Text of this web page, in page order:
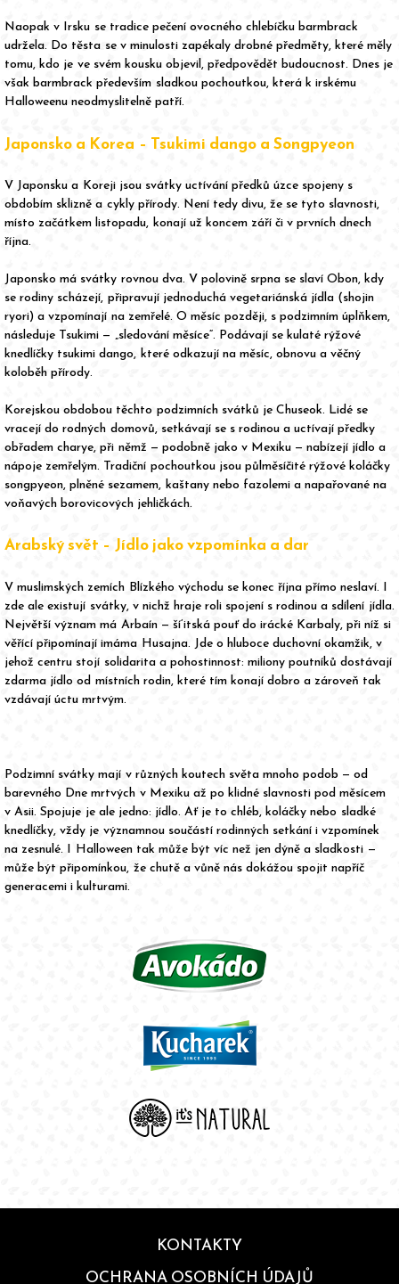
Naopak v Irsku se tradice pečení ovocného chlebíčku barmbrack
udržela. Do těsta se v minulosti zapékaly drobné předměty, které měly
tomu, kdo je ve svém kousku objevil, předpovědět budoucnost. Dnes je
však barmbrack především sladkou pochoutkou, která k irskému
Halloweenu neodmyslitelně patří.
Japonsko a Korea – Tsukimi dango a Songpyeon
V Japonsku a Koreji jsou svátky uctívání předků úzce spojeny s
obdobím sklizně a cykly přírody. Není tedy divu, že se tyto slavnosti,
místo začátkem listopadu, konají už koncem září či v prvních dnech
října.
Japonsko má svátky rovnou dva. V polovině srpna se slaví Obon, kdy
se rodiny scházejí, připravují jednoduchá vegetariánská jídla (shojin
ryori) a vzpomínají na zemřelé. O měsíc později, s podzimním úplňkem,
následuje Tsukimi — „sledování měsíce“. Podávají se kulaté rýžové
knedlíčky tsukimi dango, které odkazují na měsíc, obnovu a věčný
koloběh přírody.
Korejskou obdobou těchto podzimních svátků je Chuseok. Lidé se
vracejí do rodných domovů, setkávají se s rodinou a uctívají předky
obřadem charye, při němž — podobně jako v Mexiku — nabízejí jídlo a
nápoje zemřelým. Tradiční pochoutkou jsou půlměsíčité rýžové koláčky
songpyeon, plněné sezamem, kaštany nebo fazolemi a napařované na
voňavých borovicových jehličkách.
Arabský svět – Jídlo jako vzpomínka a dar
V muslimských zemích Blízkého východu se konec října přímo neslaví. I
zde ale existují svátky, v nichž hraje roli spojení s rodinou a sdílení jídla.
Největší význam má Arbaín — ší‘itská pouť do irácké Karbaly, při níž si
věřící připomínají imáma Husajna. Jde o hluboce duchovní okamžik, v
jehož centru stojí solidarita a pohostinnost: miliony poutníků dostávají
zdarma jídlo od místních rodin, které tím konají dobro a zároveň tak
vzdávají úctu mrtvým.
Podzimní svátky mají v různých koutech světa mnoho podob — od
barevného Dne mrtvých v Mexiku až po klidné slavnosti pod měsícem
v Asii. Spojuje je ale jedno: jídlo. Ať je to chléb, koláčky nebo sladké
knedlíčky, vždy je významnou součástí rodinných setkání i vzpomínek
na zesnulé. I Halloween tak může být víc než jen dýně a sladkosti —
může být připomínkou, že chutě a vůně nás dokážou spojit napříč
generacemi i kulturami.
KONTAKTY
OCHRANA OSOBNÍCH ÚDAJŮ